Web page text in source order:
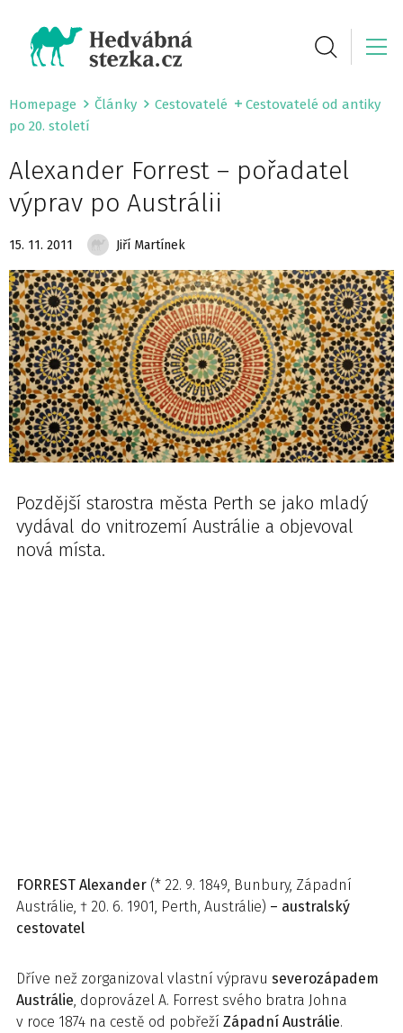
Homepage Články Cestovatelé
Cestovatelé od antiky
po 20. století
Alexander Forrest – pořadatel
výprav po Austrálii
15. 11. 2011 Jiří Martínek
Pozdější starostra města Perth se jako mladý
vydával do vnitrozemí Austrálie a objevoval
nová místa.
FORREST Alexander (* 22. 9. 1849, Bunbury, Západní
Austrálie, † 20. 6. 1901, Perth, Austrálie) – australský
cestovatel
Dříve než zorganizoval vlastní výpravu severozápadem
Austrálie, doprovázel A. Forrest svého bratra Johna
v roce 1874 na cestě od pobřeží Západní Austrálie.